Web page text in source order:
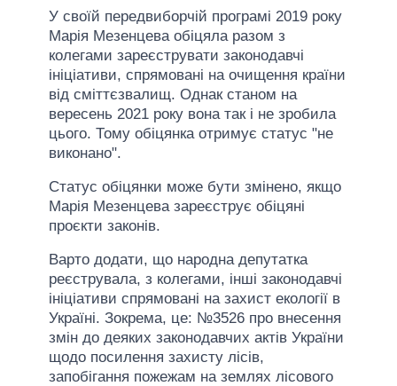
У своїй передвиборчій програмі 2019 року
Марія Мезенцева обіцяла разом з
колегами зареєструвати законодавчі
ініціативи, спрямовані на очищення країни
від сміттєзвалищ. Однак станом на
вересень 2021 року вона так і не зробила
цього. Тому обіцянка отримує статус "не
виконано".
Статус обіцянки може бути змінено, якщо
Марія Мезенцева зареєструє обіцяні
проєкти законів.
Варто додати, що народна депутатка
реєструвала, з колегами, інші законодавчі
ініціативи спрямовані на захист екології в
Україні. Зокрема, це: №3526 про внесення
змін до деяких законодавчих актів України
щодо посилення захисту лісів,
запобігання пожежам на землях лісового